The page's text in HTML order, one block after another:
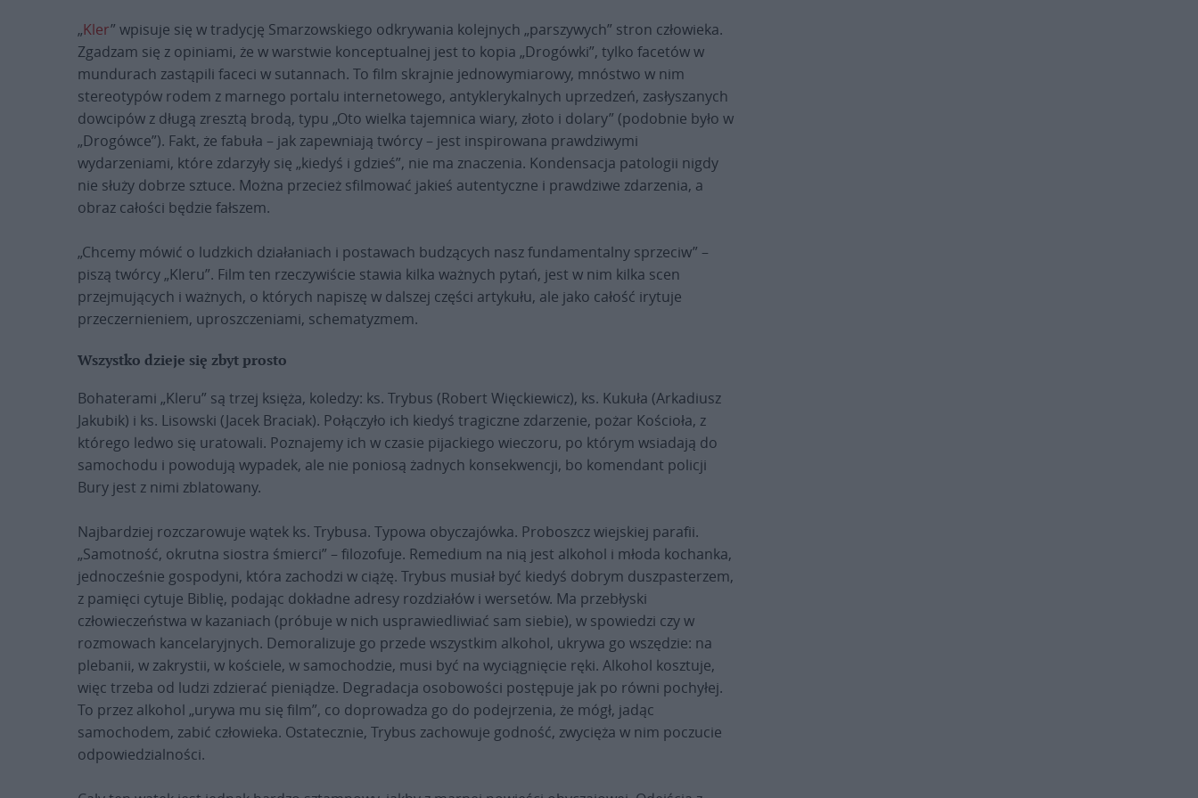
„Kler” wpisuje się w tradycję Smarzowskiego odkrywania kolejnych „parszywych” stron człowieka.
Zgadzam się z opiniami, że w warstwie konceptualnej jest to kopia „Drogówki”, tylko facetów w
mundurach zastąpili faceci w sutannach. To film skrajnie jednowymiarowy, mnóstwo w nim
stereotypów rodem z marnego portalu internetowego, antyklerykalnych uprzedzeń, zasłyszanych
dowcipów z długą zresztą brodą, typu „Oto wielka tajemnica wiary, złoto i dolary” (podobnie było w
„Drogówce”). Fakt, że fabuła – jak zapewniają twórcy – jest inspirowana prawdziwymi
wydarzeniami, które zdarzyły się „kiedyś i gdzieś”, nie ma znaczenia. Kondensacja patologii nigdy
nie służy dobrze sztuce. Można przecież sfilmować jakieś autentyczne i prawdziwe zdarzenia, a
obraz całości będzie fałszem.
„Chcemy mówić o ludzkich działaniach i postawach budzących nasz fundamentalny sprzeciw” –
piszą twórcy „Kleru”. Film ten rzeczywiście stawia kilka ważnych pytań, jest w nim kilka scen
przejmujących i ważnych, o których napiszę w dalszej części artykułu, ale jako całość irytuje
przeczernieniem, uproszczeniami, schematyzmem.
Wszystko dzieje się zbyt prosto
Bohaterami „Kleru” są trzej księża, koledzy: ks. Trybus (Robert Więckiewicz), ks. Kukuła (Arkadiusz
Jakubik) i ks. Lisowski (Jacek Braciak). Połączyło ich kiedyś tragiczne zdarzenie, pożar Kościoła, z
którego ledwo się uratowali. Poznajemy ich w czasie pijackiego wieczoru, po którym wsiadają do
samochodu i powodują wypadek, ale nie poniosą żadnych konsekwencji, bo komendant policji
Bury jest z nimi zblatowany.
Najbardziej rozczarowuje wątek ks. Trybusa. Typowa obyczajówka. Proboszcz wiejskiej parafii.
„Samotność, okrutna siostra śmierci” – filozofuje. Remedium na nią jest alkohol i młoda kochanka,
jednocześnie gospodyni, która zachodzi w ciążę. Trybus musiał być kiedyś dobrym duszpasterzem,
z pamięci cytuje Biblię, podając dokładne adresy rozdziałów i wersetów. Ma przebłyski
człowieczeństwa w kazaniach (próbuje w nich usprawiedliwiać sam siebie), w spowiedzi czy w
rozmowach kancelaryjnych. Demoralizuje go przede wszystkim alkohol, ukrywa go wszędzie: na
plebanii, w zakrystii, w kościele, w samochodzie, musi być na wyciągnięcie ręki. Alkohol kosztuje,
więc trzeba od ludzi zdzierać pieniądze. Degradacja osobowości postępuje jak po równi pochyłej.
To przez alkohol „urywa mu się film”, co doprowadza go do podejrzenia, że mógł, jadąc
samochodem, zabić człowieka. Ostatecznie, Trybus zachowuje godność, zwycięża w nim poczucie
odpowiedzialności.